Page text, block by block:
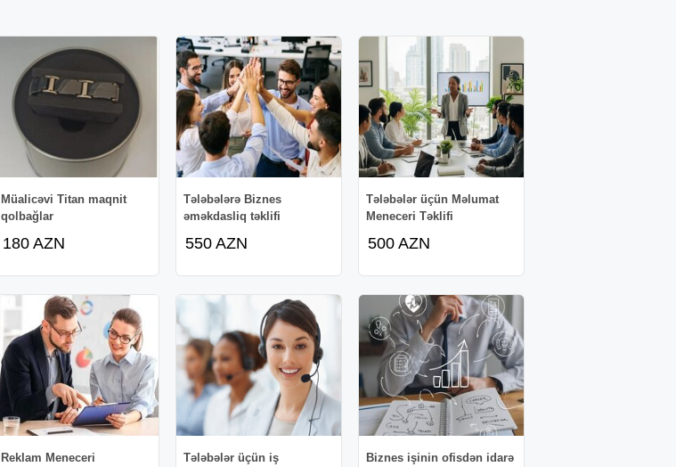
Müalicəvi Titan maqnit
qolbağlar
180 AZN
Tələbələrə Biznes
əməkdasliq təklifi
550 AZN
Tələbələr üçün Məlumat
Meneceri Təklifi
500 AZN
Reklam Meneceri
Tələbələr üçün iş
Biznes işinin ofisdən idarə